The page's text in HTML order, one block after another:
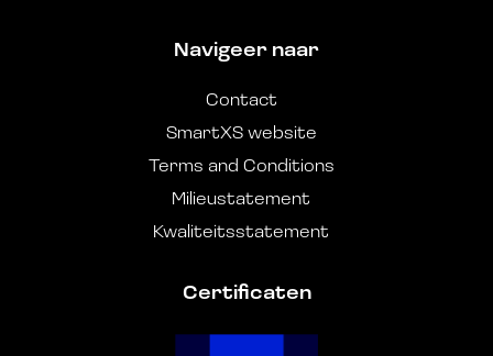
Navigeer naar
Contact
SmartXS website
Terms and Conditions
Milieustatement
Kwaliteitsstatement
Certificaten